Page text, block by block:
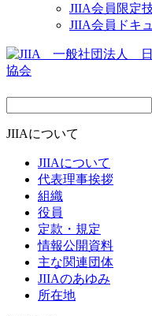
JIIA会員限定
JIIA会員ドキ
JIIAについて
JIIAについて
代表理事挨拶
組織
役員
定款・規定
情報公開資料
主な関連団体
JIIAのあゆみ
所在地